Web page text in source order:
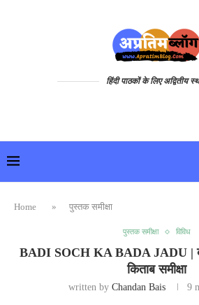
हिंदी पाठकों के लिए अद्वितीय
Home » पुस्तक समीक्षा
पुस्तक समीक्षा विविध
BADI SOCH KA BADA JADU |
किताब समीक्षा
written by Chandan Bais 9